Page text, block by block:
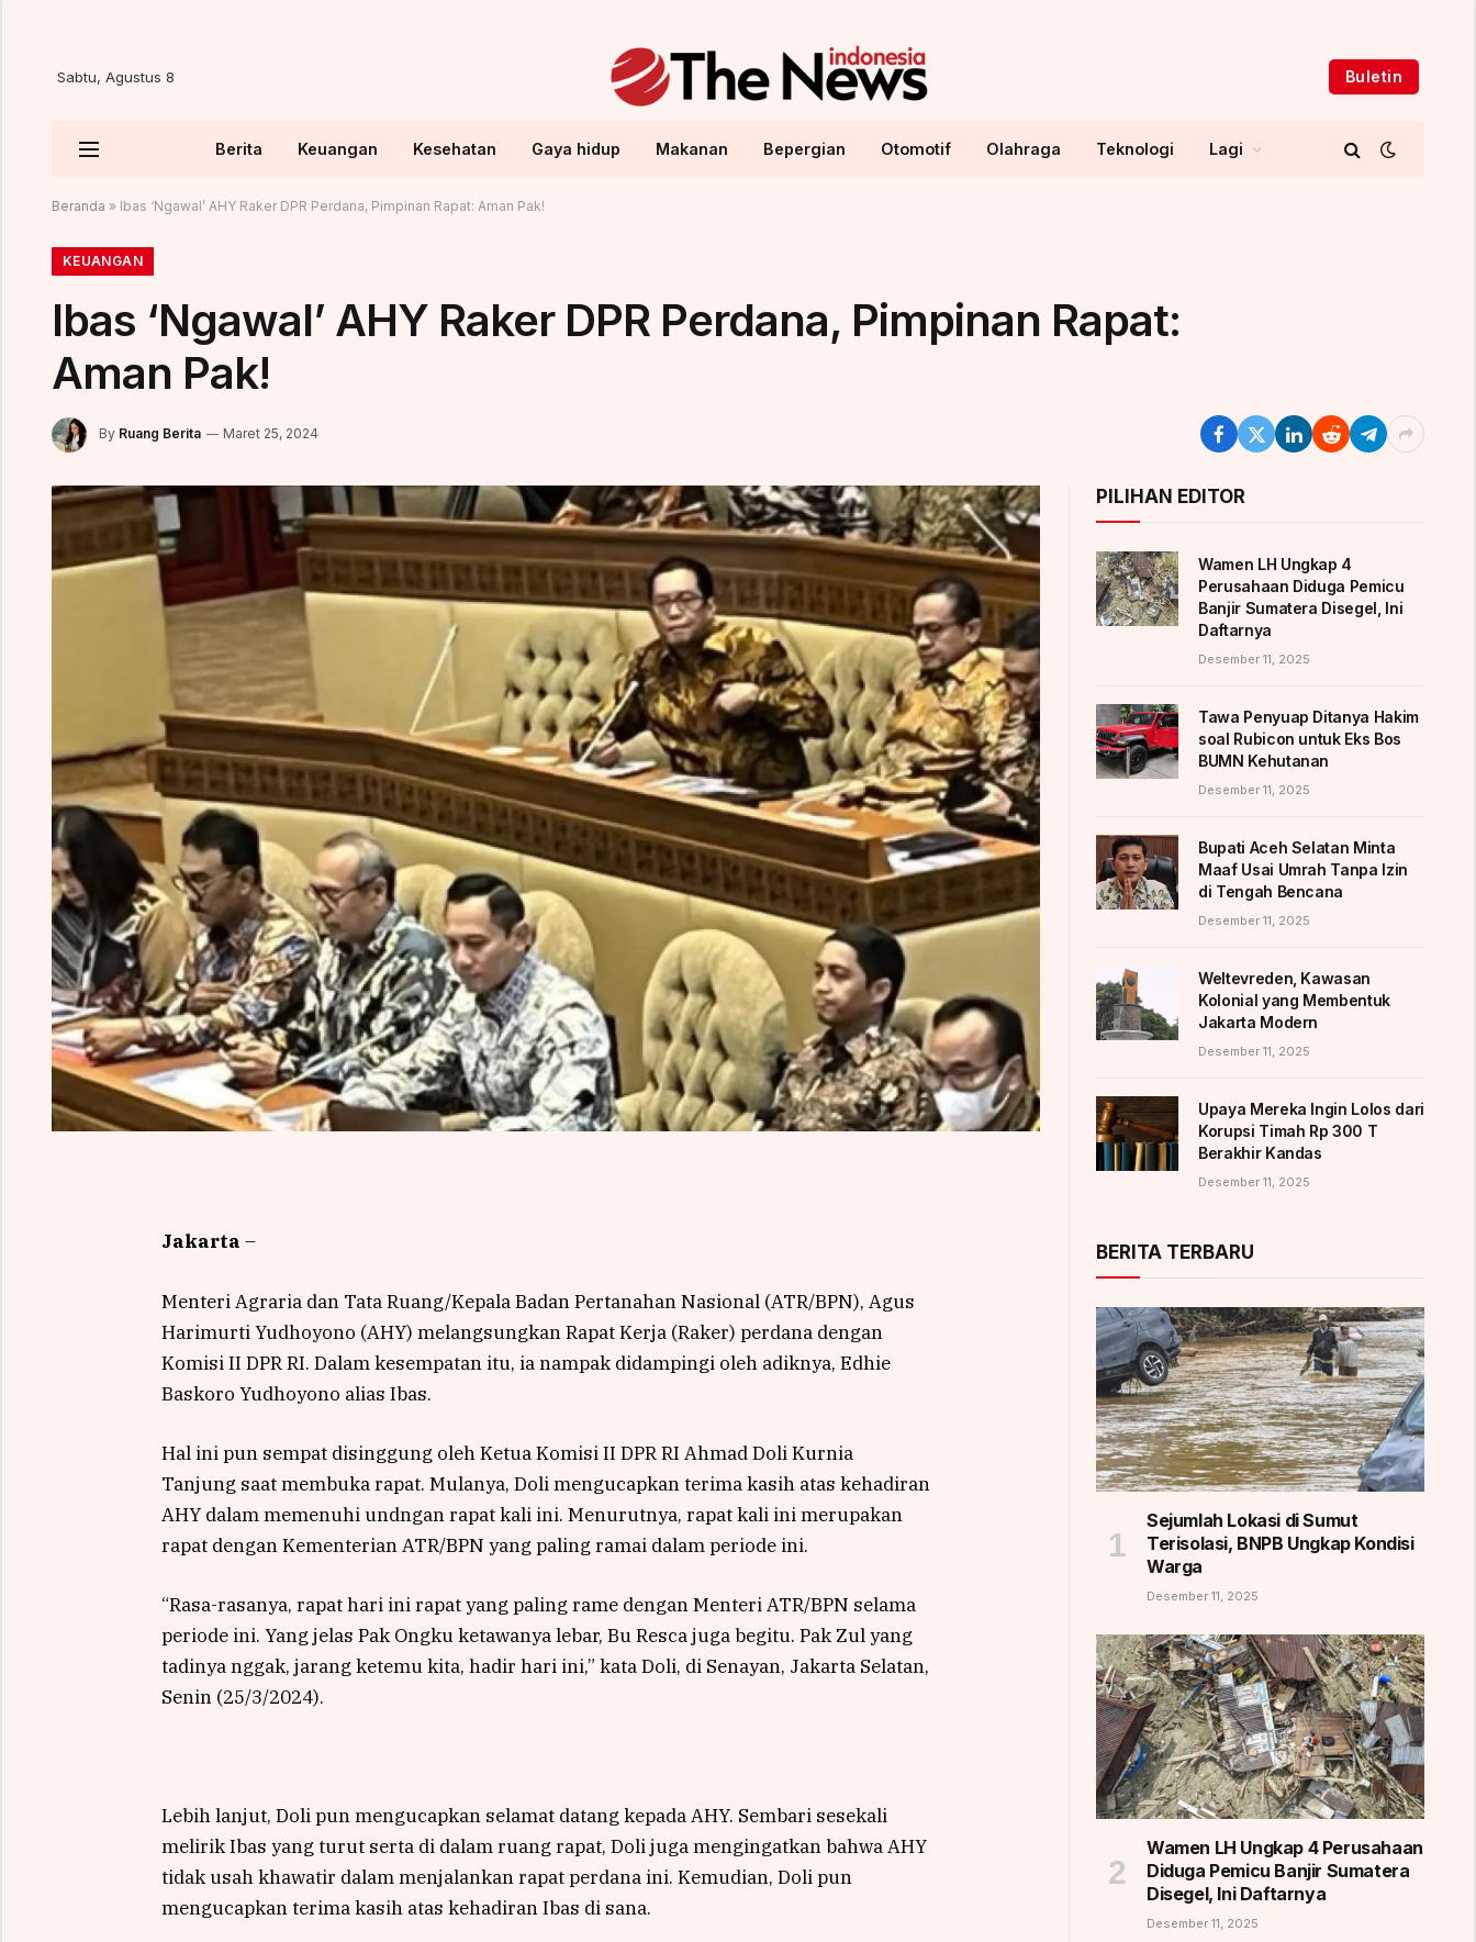
Sabtu, Agustus 8 Buletin
Berita Keuangan Kesehatan Gaya hidup Makanan Bepergian Otomotif Olahraga Teknologi Lagi
Beranda » Ibas ‘Ngawal’ AHY Raker DPR Perdana, Pimpinan Rapat: Aman Pak!
KEUANGAN
Ibas ‘Ngawal’ AHY Raker DPR Perdana, Pimpinan Rapat:
Aman Pak!
By Ruang Berita Maret 25, 2024
Jakarta –
Menteri Agraria dan Tata Ruang/Kepala Badan Pertanahan Nasional (ATR/BPN), Agus
Harimurti Yudhoyono (AHY) melangsungkan Rapat Kerja (Raker) perdana dengan
Komisi II DPR RI. Dalam kesempatan itu, ia nampak didampingi oleh adiknya, Edhie
Baskoro Yudhoyono alias Ibas.
Hal ini pun sempat disinggung oleh Ketua Komisi II DPR RI Ahmad Doli Kurnia
Tanjung saat membuka rapat. Mulanya, Doli mengucapkan terima kasih atas kehadiran
AHY dalam memenuhi undngan rapat kali ini. Menurutnya, rapat kali ini merupakan
rapat dengan Kementerian ATR/BPN yang paling ramai dalam periode ini.
“Rasa-rasanya, rapat hari ini rapat yang paling rame dengan Menteri ATR/BPN selama
periode ini. Yang jelas Pak Ongku ketawanya lebar, Bu Resca juga begitu. Pak Zul yang
tadinya nggak, jarang ketemu kita, hadir hari ini,” kata Doli, di Senayan, Jakarta Selatan,
Senin (25/3/2024).
Lebih lanjut, Doli pun mengucapkan selamat datang kepada AHY. Sembari sesekali
melirik Ibas yang turut serta di dalam ruang rapat, Doli juga mengingatkan bahwa AHY
tidak usah khawatir dalam menjalankan rapat perdana ini. Kemudian, Doli pun
mengucapkan terima kasih atas kehadiran Ibas di sana.
PILIHAN EDITOR
Wamen LH Ungkap 4
Perusahaan Diduga Pemicu
Banjir Sumatera Disegel, Ini
Daftarnya
Desember 11, 2025
Tawa Penyuap Ditanya Hakim
soal Rubicon untuk Eks Bos
BUMN Kehutanan
Desember 11, 2025
Bupati Aceh Selatan Minta
Maaf Usai Umrah Tanpa Izin
di Tengah Bencana
Desember 11, 2025
Weltevreden, Kawasan
Kolonial yang Membentuk
Jakarta Modern
Desember 11, 2025
Upaya Mereka Ingin Lolos dari
Korupsi Timah Rp 300 T
Berakhir Kandas
Desember 11, 2025
BERITA TERBARU
Sejumlah Lokasi di Sumut
Terisolasi, BNPB Ungkap Kondisi
Warga
Desember 11, 2025
Wamen LH Ungkap 4 Perusahaan
Diduga Pemicu Banjir Sumatera
Disegel, Ini Daftarnya
Desember 11, 2025